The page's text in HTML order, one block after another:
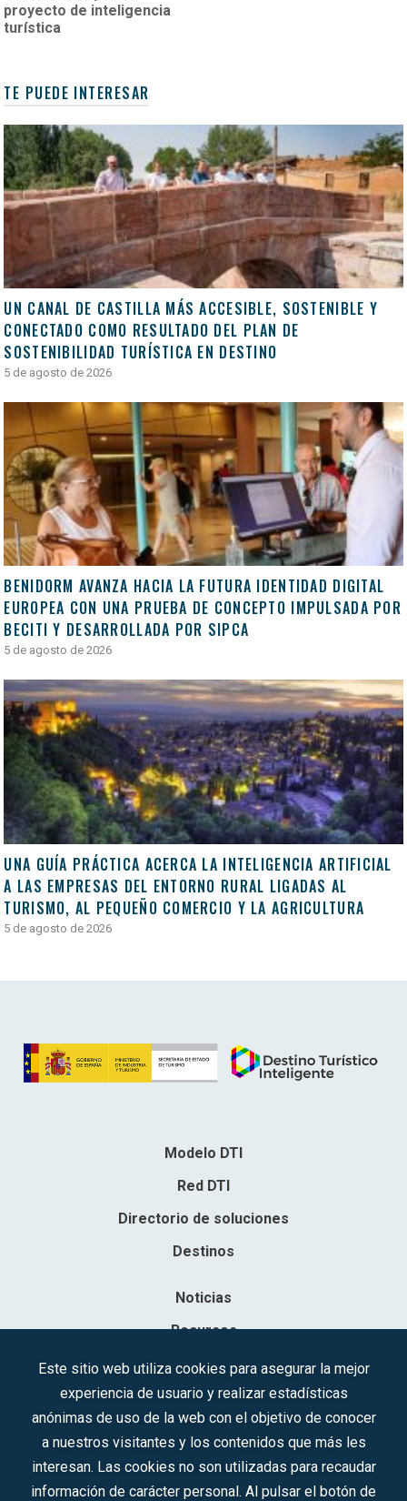
proyecto de inteligencia
turística
TE PUEDE INTERESAR
UN CANAL DE CASTILLA MÁS ACCESIBLE, SOSTENIBLE Y
CONECTADO COMO RESULTADO DEL PLAN DE
SOSTENIBILIDAD TURÍSTICA EN DESTINO
5 de agosto de 2026
BENIDORM AVANZA HACIA LA FUTURA IDENTIDAD DIGITAL
EUROPEA CON UNA PRUEBA DE CONCEPTO IMPULSADA POR
BECITI Y DESARROLLADA POR SIPCA
5 de agosto de 2026
UNA GUÍA PRÁCTICA ACERCA LA INTELIGENCIA ARTIFICIAL
A LAS EMPRESAS DEL ENTORNO RURAL LIGADAS AL
TURISMO, AL PEQUEÑO COMERCIO Y LA AGRICULTURA
5 de agosto de 2026
Modelo DTI
Red DTI
Directorio de soluciones
Destinos
Noticias
Recursos
Contacto
Sociedad Mercantil Estatal para la Gestión de la Innovación y las
Este sitio web utiliza cookies para asegurar la mejor
experiencia de usuario y realizar estadísticas
anónimas de uso de la web con el objetivo de conocer
a nuestros visitantes y los contenidos que más les
interesan. Las cookies no son utilizadas para recaudar
información de carácter personal. Al pulsar el botón de